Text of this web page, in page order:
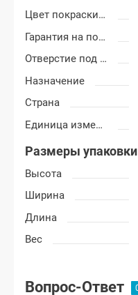
Цвет покраски Лада Гранта
Гарантия на покраску
Отверстие под ПТФ
Назначение
Страна
Единица измерения
Размеры упаковки
Высота
Ширина
Длина
Вес
Вопрос-Ответ